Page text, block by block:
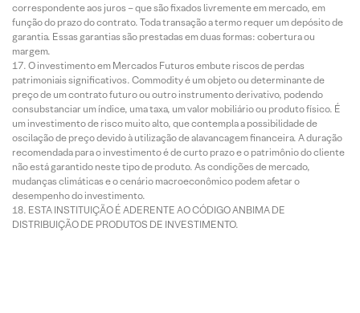
correspondente aos juros – que são fixados livremente em mercado, em
função do prazo do contrato. Toda transação a termo requer um depósito de
garantia. Essas garantias são prestadas em duas formas: cobertura ou
margem.
O investimento em Mercados Futuros embute riscos de perdas
patrimoniais significativos. Commodity é um objeto ou determinante de
preço de um contrato futuro ou outro instrumento derivativo, podendo
consubstanciar um índice, uma taxa, um valor mobiliário ou produto físico. É
um investimento de risco muito alto, que contempla a possibilidade de
oscilação de preço devido à utilização de alavancagem financeira. A duração
recomendada para o investimento é de curto prazo e o patrimônio do cliente
não está garantido neste tipo de produto. As condições de mercado,
mudanças climáticas e o cenário macroeconômico podem afetar o
desempenho do investimento.
ESTA INSTITUIÇÃO É ADERENTE AO CÓDIGO ANBIMA DE
DISTRIBUIÇÃO DE PRODUTOS DE INVESTIMENTO.